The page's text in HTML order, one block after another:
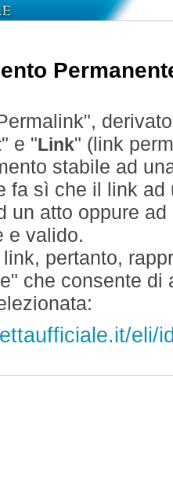
" e " Link" (link
stabile ad
fa sì che il link
un atto oppure
e valido.
pertanto,
che consente
eli/